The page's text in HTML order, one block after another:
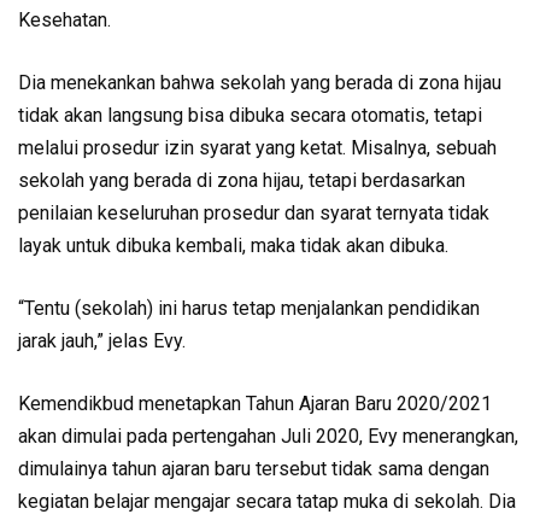
Kesehatan.
Dia menekankan bahwa sekolah yang berada di zona hijau
tidak akan langsung bisa dibuka secara otomatis, tetapi
melalui prosedur izin syarat yang ketat. Misalnya, sebuah
sekolah yang berada di zona hijau, tetapi berdasarkan
penilaian keseluruhan prosedur dan syarat ternyata tidak
layak untuk dibuka kembali, maka tidak akan dibuka.
“Tentu (sekolah) ini harus tetap menjalankan pendidikan
jarak jauh,” jelas Evy.
Kemendikbud menetapkan Tahun Ajaran Baru 2020/2021
akan dimulai pada pertengahan Juli 2020, Evy menerangkan,
dimulainya tahun ajaran baru tersebut tidak sama dengan
kegiatan belajar mengajar secara tatap muka di sekolah. Dia